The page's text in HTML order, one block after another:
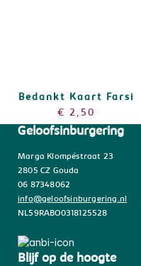
Bedankt Kaart Farsi
€ 2,50
Geloofsinburgering
Marga Klompéstraat 23
2805 CZ Gouda
06 87348062
info@geloofsinburgering.nl
NL59RABO0318125528
Blijf op de hoogte